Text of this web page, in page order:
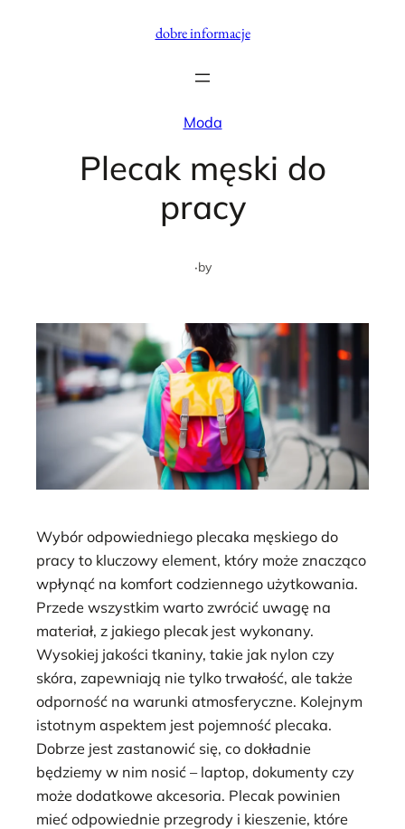
dobre informacje
Moda
Plecak męski do
pracy
·by
Wybór odpowiedniego plecaka męskiego do
pracy to kluczowy element, który może znacząco
wpłynąć na komfort codziennego użytkowania.
Przede wszystkim warto zwrócić uwagę na
materiał, z jakiego plecak jest wykonany.
Wysokiej jakości tkaniny, takie jak nylon czy
skóra, zapewniają nie tylko trwałość, ale także
odporność na warunki atmosferyczne. Kolejnym
istotnym aspektem jest pojemność plecaka.
Dobrze jest zastanowić się, co dokładnie
będziemy w nim nosić – laptop, dokumenty czy
może dodatkowe akcesoria. Plecak powinien
mieć odpowiednie przegrody i kieszenie, które